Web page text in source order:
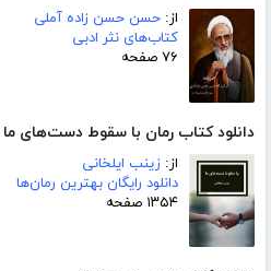
از: حسن حسن زاده آملی
کتاب‌های نثر ادبی
۷۶ صفحه
دانلود کتاب رمان با سقوط دست‌های ما
از: زینب ایلخانی
دانلود رایگان بهترین رمان‌ها
۱۳۵۴ صفحه